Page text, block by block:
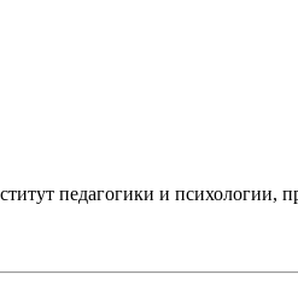
педагогики и психологии,